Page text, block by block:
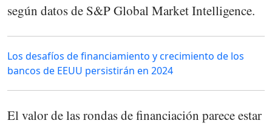
según datos de S&P Global Market Intelligence.
Los desafíos de financiamiento y crecimiento de los
bancos de EEUU persistirán en 2024
El valor de las rondas de financiación parece estar